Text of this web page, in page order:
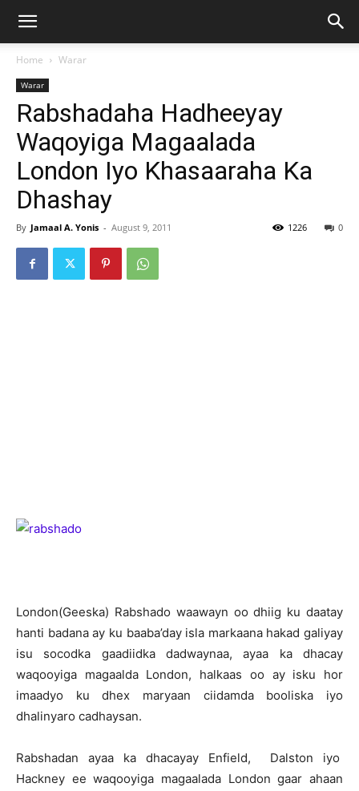
Home Warar
Warar
Rabshadaha Hadheeyay
Waqoyiga Magaalada
London Iyo Khasaaraha Ka
Dhashay
By Jamaal A. Yonis - August 9, 2011 0
1226
London(Geeska) Rabshado waawayn oo dhiig ku daatay
hanti badana ay ku baaba’day isla markaana hakad galiyay
isu socodka gaadiidka dadwaynaa, ayaa ka dhacay
waqooyiga magaalda London, halkaas oo ay isku hor
imaadyo ku dhex maryaan ciidamda booliska iyo
dhalinyaro cadhaysan.
Rabshadan ayaa ka dhacayay Enfield, Dalston iyo
Hackney ee waqooyiga magaalada London gaar ahaan